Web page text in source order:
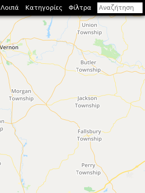
Λοιπά Κατηγορίες Φίλτρα